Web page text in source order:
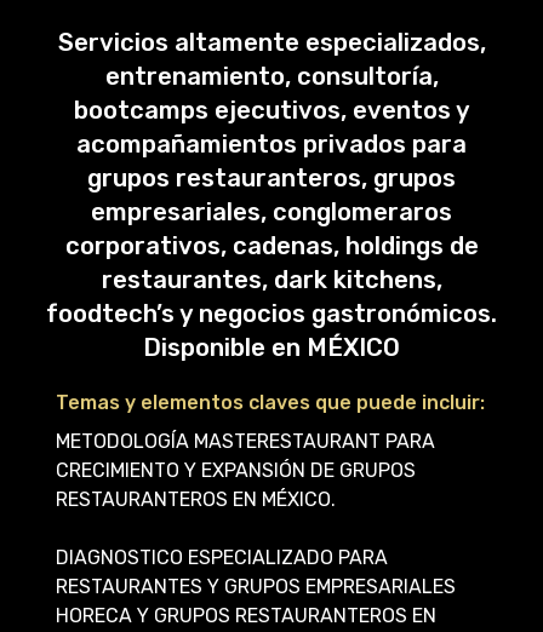
Servicios altamente especializados,
entrenamiento, consultoría,
bootcamps ejecutivos, eventos y
acompañamientos privados para
grupos restauranteros, grupos
empresariales, conglomeraros
corporativos, cadenas, holdings de
restaurantes, dark kitchens,
foodtech’s y negocios gastronómicos.
Disponible en MÉXICO
Temas y elementos claves que puede incluir:
METODOLOGÍA MASTERESTAURANT PARA
CRECIMIENTO Y EXPANSIÓN DE GRUPOS
RESTAURANTEROS EN MÉXICO.
DIAGNOSTICO ESPECIALIZADO PARA
RESTAURANTES Y GRUPOS EMPRESARIALES
HORECA Y GRUPOS RESTAURANTEROS EN